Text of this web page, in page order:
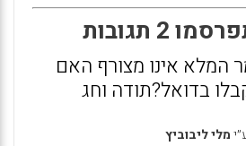
תגובות
המלא אינו מצורף האם
בדואל?תודה וחג
מלי ליבוביץ